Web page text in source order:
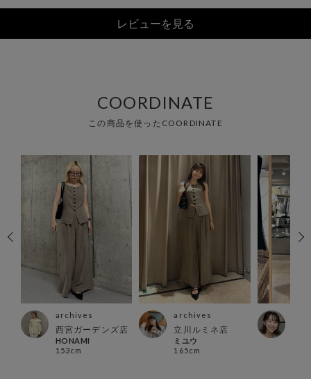
レビューを見る
COORDINATE
この商品を使ったCOORDINATE
archives
西宮ガーデンズ店
HONAMI
153cm
archives
立川ルミネ店
ミユウ
165cm